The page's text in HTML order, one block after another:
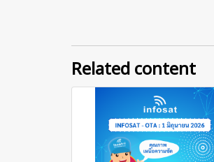
Related content